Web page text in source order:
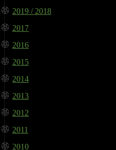
2019 / 2018
2017
2016
2015
2014
2013
2012
2011
2010